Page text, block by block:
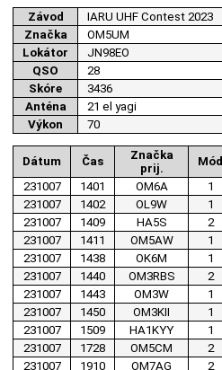
Závod
IARU UHF Contest 2023
Značka
OM5UM
Lokátor
JN98EO
QSO
28
Skóre
3436
Anténa
21 el yagi
Výkon
70
Dátum Čas
Značka
prij.
Mód
231007
1401 OM6A 1
231007
1402 OL9W 1
231007
1409 HA5S 2
231007
1411 OM5AW 1
231007
1438 OK6M 1
231007
1440 OM3RBS 2
231007
1443 OM3W 1
231007
1450 OM3KII 1
231007
1509 HA1KYY 1
231007
1728 OM5CM 2
231007
1910 OM7AG 2